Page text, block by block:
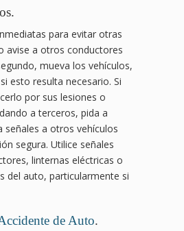
para evitar otras
avise a otros conductores
mueva los vehículos,
esto resulta necesario. Si
por sus lesiones o
a terceros, pida a
señales a otros vehículos
segura. Utilice señales
linternas eléctricas o
del auto, particularmente si
de Auto.